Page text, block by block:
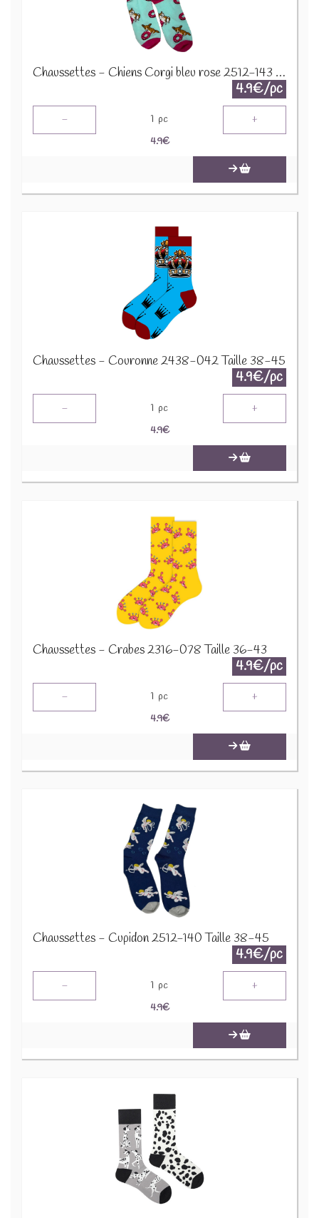
Chaussettes - Chiens Corgi bleu rose 2512-143 Taille 38-45
4.9€/pc
- 1 pc +
4.9€
Chaussettes - Couronne 2438-042 Taille 38-45
4.9€/pc
- 1 pc +
4.9€
Chaussettes - Crabes 2316-078 Taille 36-43
4.9€/pc
- 1 pc +
4.9€
Chaussettes - Cupidon 2512-140 Taille 38-45
4.9€/pc
- 1 pc +
4.9€